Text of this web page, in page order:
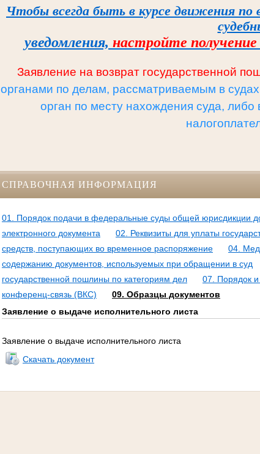
Чтобы всегда быть в курсе движения по
уведомления, настройте
Заявление на возврат государственной
органами по делам, рассматриваемым в
орган по месту нахождения суда, либо
СПРАВОЧНАЯ ИНФОРМАЦИЯ
01. Порядок подачи в федеральные суды общей юрисдикции
электронного документа
02. Реквизиты для уплаты
средств, поступающих во временное распоряжение
04.
содержанию документов, используемых при обращении в суд
государственной пошлины по категориям дел
07. Порядок и
конференц-связь (ВКС)
09. Образцы документов
Заявление о выдаче исполнительного листа
Заявление о выдаче исполнительного листа
Скачать документ